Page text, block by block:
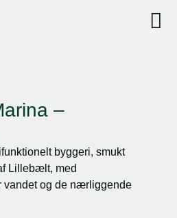
–
byggeri, smukt
Lillebælt, med
vandet og de nærliggende